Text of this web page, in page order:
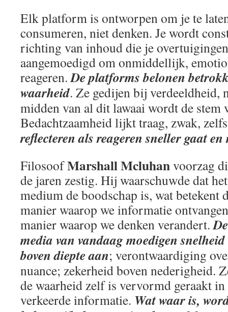
Elk platform is ontworpen om je te
consumeren, niet denken. Je wordt
richting van inhoud die je
aangemoedigd om onmiddellijk,
reageren.De platforms belonen
waarheid. Ze gedijen bij verdeeldheid,
midden van al dit lawaai wordt de stem
Bedachtzaamheid lijkt traag, zwak,
reflecteren als reageren sneller gaat
FilosoofMarshall Mcluhanvoorzag
de jaren zestig. Hij waarschuwde dat het
medium de boodschap is, wat betekent
manier waarop we informatie
manier waarop we denken verandert.De
media van vandaag moedigen snelheid
boven diepte aan; verontwaardiging
nuance; zekerheid boven nederigheid.
de waarheid zelf is vervormd geraakt
verkeerde informatie. Wat waar is,